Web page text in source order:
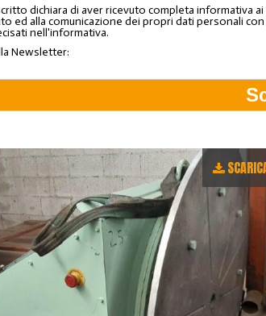
dichiara di aver ricevuto completa informativa
ed alla comunicazione dei propri dati personali
nell'informativa.
Newsletter: